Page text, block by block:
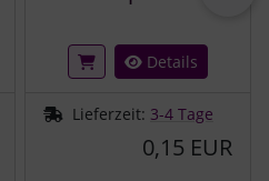
Details
Lieferzeit: 3-4 Tage
0,15 EUR